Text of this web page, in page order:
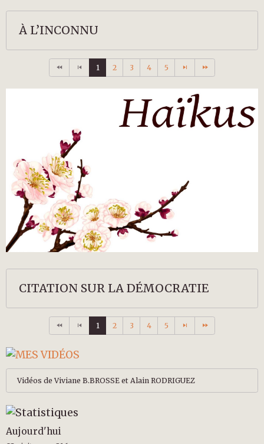
À L’INCONNU
1 2 3 4 5
CITATION SUR LA DÉMOCRATIE
1 2 3 4 5
Vidéos de Viviane B.BROSSE et Alain RODRIGUEZ
Aujourd'hui